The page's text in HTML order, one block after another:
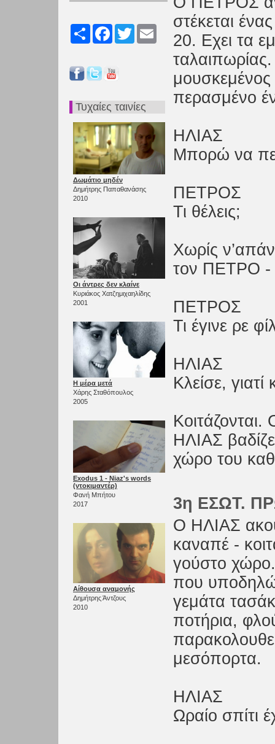
Share FacebookTwitter
Τυχαίες ταινίες
Δωμάτιο μηδέν
Δημήτρης Παπαθανάσης
2010
Οι άντρες δεν κλαίνε
Κυριάκος Χατζημιχαηλίδης
2001
Η μέρα μετά
Χάρης Σταθόπουλος
2005
Exodus 1 - Niaz's words
(ντοκιμαντέρ)
Φανή Μπήτου
2017
Αίθουσα αναμονής
Δημήτρης Άντζους
2010
στέκεται
20. Εχει τα
ταλαιπωρίας.
περασμένο
ΗΛΙΑΣ
Μπορώ να
ΠΕΤΡΟΣ
Τι θέλεις;
Χωρίς
τον ΠΕΤΡΟ -
ΠΕΤΡΟΣ
Τι έγινε ρε
ΗΛΙΑΣ
Κλείσε, γιατί
ΗΛΙΑΣ
χώρο του
3η ΕΣΩΤ.
Ο ΗΛΙΑΣ
καναπέ -
γούστο χώρο.
που
γεμάτα
ποτήρια,
μεσόπορτα.
ΗΛΙΑΣ
Ωραίο σπίτι